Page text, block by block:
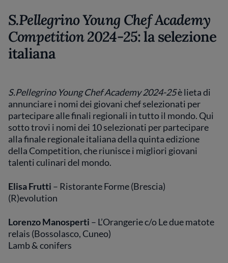
S.Pellegrino Young Chef Academy
Competition 2024-25: la selezione
italiana
S.Pellegrino Young Chef Academy 2024-25è lieta di
annunciare i nomi dei giovani chef selezionati per
partecipare alle finali regionali in tutto il mondo. Qui
sotto trovi i nomi dei 10 selezionati per partecipare
alla finale regionale italiana della quinta edizione
della Competition, che riunisce i migliori giovani
talenti culinari del mondo.
Elisa Frutti – Ristorante Forme (Brescia)
(R)evolution
Lorenzo Manosperti – L’Orangerie c/o Le due matote
relais (Bossolasco, Cuneo)
Lamb & conifers